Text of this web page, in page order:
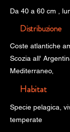
Da 40 a 60 cm ,
Distribuzione
Coste atlantiche
Scozia all'
Mediterraneo,
Habitat
Specie pelagica,
temperate